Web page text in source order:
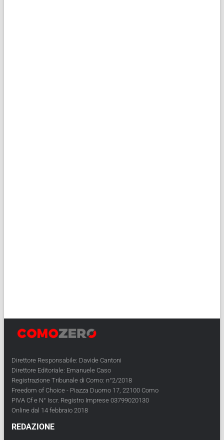
Direttore Responsabile: Davide Cantoni
Direttore Editoriale: Emanuele Caso
Registrazione Tribunale di Como: n°2/2018
Freedom of Choice - Piazza Duomo 17, 22100 Como
PIVA Cf e N° Iscr. Registro Imprese 03799020130
Online dal 14 febbraio 2018
REDAZIONE